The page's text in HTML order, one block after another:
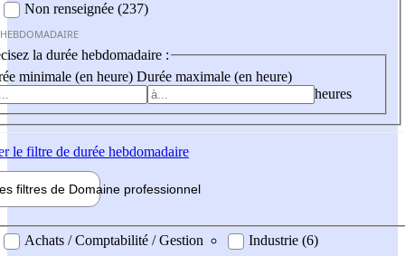
Non renseignée (237)
la durée hebdomadaire :
minimale (en heure) Durée maximale (en heure)
heures
le filtre de durée hebdomadaire
filtres de Domaine professionnel
professionel
Achats / Comptabilité / Gestion
Industrie (6)